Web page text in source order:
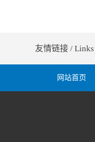
友情链接 / Links
网站首页